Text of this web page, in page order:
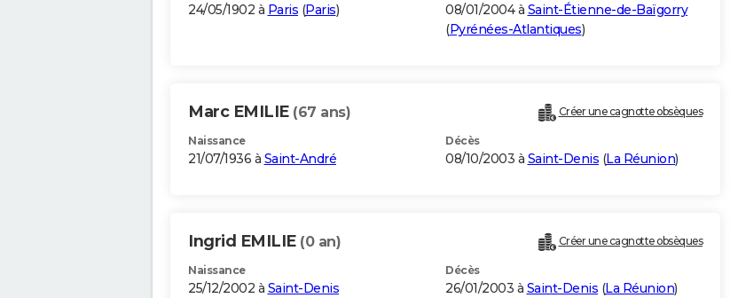
24/05/1902 à Paris (Paris) 08/01/2004 à Saint-Étienne-de-Baïgorry
(Pyrénées-Atlantiques)
Marc EMILIE (67 ans) Créer une cagnotte obsèques
Naissance
21/07/1936 à Saint-André
Décès
08/10/2003 à Saint-Denis (La Réunion)
Ingrid EMILIE (0 an) Créer une cagnotte obsèques
Naissance
25/12/2002 à Saint-Denis
Décès
26/01/2003 à Saint-Denis (La Réunion)